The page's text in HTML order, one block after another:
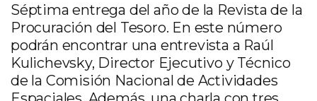
Séptima entrega del año de la Revista de la
Procuración del Tesoro. En este número
podrán encontrar una entrevista a Raúl
Kulichevsky, Director Ejecutivo y Técnico
de la Comisión Nacional de Actividades